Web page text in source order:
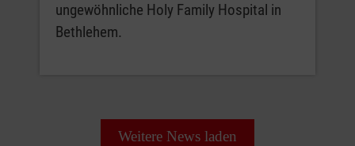
ungewöhnliche Holy Family Hospital in
Bethlehem.
Weitere News laden